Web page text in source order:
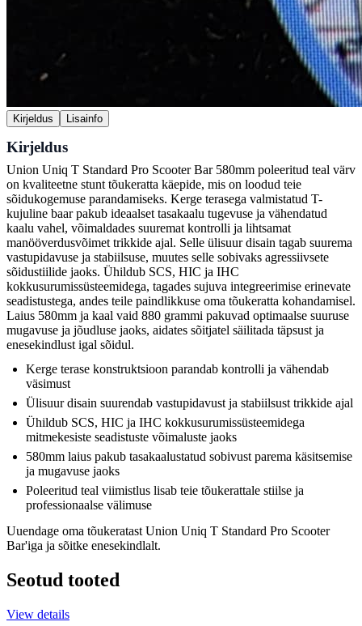
Kirjeldus Lisainfo
Kirjeldus
Union Uniq T Standard Pro Scooter Bar 580mm poleeritud teal värv
on kvaliteetne stunt tõukeratta käepide, mis on loodud teie
sõidukogemuse parandamiseks. Kerge terasega valmistatud T-
kujuline baar pakub ideaalset tasakaalu tugevuse ja vähendatud
kaalu vahel, võimaldades suuremat kontrolli ja lihtsamat
manööverdusvõimet trikkide ajal. Selle ülisuur disain tagab suurema
vastupidavuse ja stabiilsuse, muutes selle sobivaks agressiivsete
sõidustiilide jaoks. Ühildub SCS, HIC ja IHC
kokkusurumissüsteemidega, tagades sujuva integreerimise erinevate
seadistustega, andes teile paindlikkuse oma tõukeratta kohandamisel.
Laius 580mm ja kaal vaid 880 grammi pakuvad optimaalse suuruse
mugavuse ja jõudluse jaoks, aidates sõitjatel säilitada täpsust ja
enesekindlust igal sõidul.
Kerge terase konstruktsioon parandab kontrolli ja vähendab
väsimust
Ülisuur disain suurendab vastupidavust ja stabiilsust trikkide ajal
Ühildub SCS, HIC ja IHC kokkusurumissüsteemidega
mitmekesiste seadistuste võimaluste jaoks
580mm laius pakub tasakaalustatud sobivust parema käsitsemise
ja mugavuse jaoks
Poleeritud teal viimistlus lisab teie tõukerattale stiilse ja
professionaalse välimuse
Uuendage oma tõukeratast Union Uniq T Standard Pro Scooter
Bar'iga ja sõitke enesekindlalt.
Seotud tooted
View details